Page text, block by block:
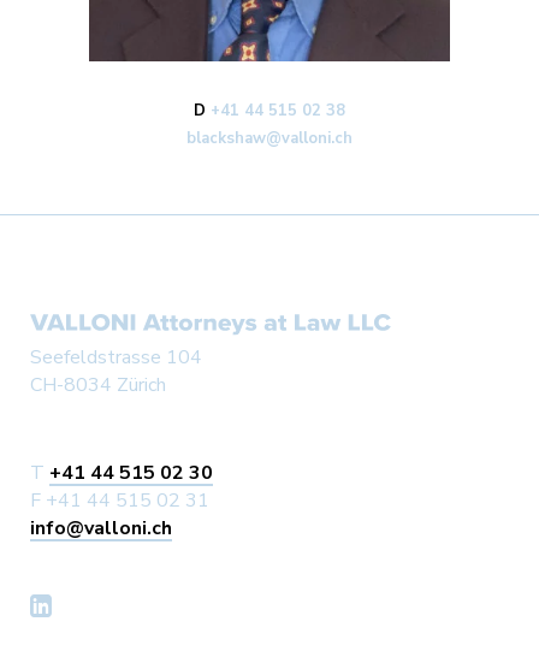
D +41 44 515 02 38
blackshaw@valloni.ch
Seefeldstrasse 104
CH-8034 Zürich
T +41 44 515 02 30
F +41 44 515 02 31
info@valloni.ch